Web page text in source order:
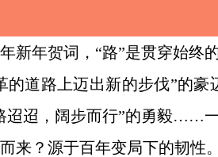
新年贺词，“路”是贯穿始终
的道路上迈出新的步伐”的
迢迢，阔步而行”的勇毅……
来？源于百年变局下的韧性